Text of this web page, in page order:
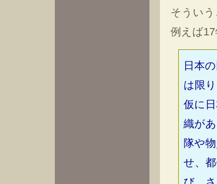
そうい
例えば
日本
は限
仮に
織が
隊や
せ、